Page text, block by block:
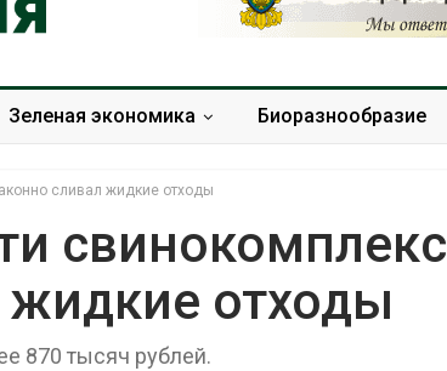
Зеленая экономика Биоразнообразие
сливал жидкие отходы
свинокомплекс
жидкие отходы
870 тысяч рублей.
В Австралии снизят
стоимость установки
солнечных панелей для
бизнеса